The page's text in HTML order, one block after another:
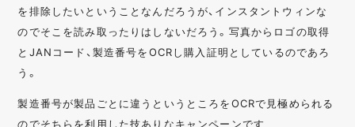
を排除したいということなんだろうが、インスタントウィンな
のでそこを読み取ったりはしないだろう。写真からロゴの取得
とJANコード、製造番号をOCRし購入証明としているのであろ
う。
製造番号が製品ごとに違うというところをOCRで見極められる
のでそちらを利用した技ありなキャンペーンです